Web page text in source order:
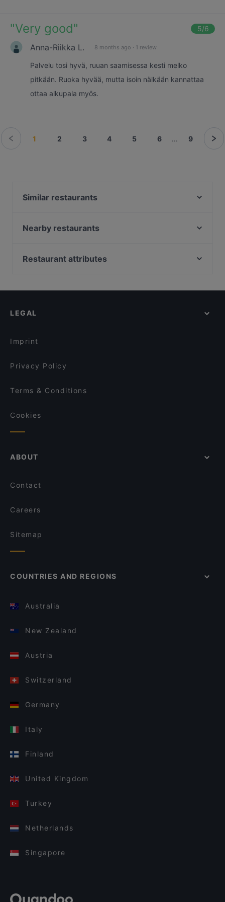
"Very good" 5/6
Anna-Riikka L. 8 months ago · 1 review
Palvelu tosi hyvä, ruuan saamisessa kesti melko
pitkään. Ruoka hyvää, mutta isoin nälkään kannattaa
ottaa alkupala myös.
1 2 3 4 5 6 ... 9
Similar restaurants
Desibeli
Ukkometso
Maranga
Nearby restaurants
Purebite Tampere Keskusta
Relove Stockmann Tampere
Il Centro - Tampere
Restaurant attributes
English Speaking Restaurants in Tampere
LEGAL
Imprint
Privacy Policy
Terms & Conditions
Cookies
ABOUT
Contact
Careers
Sitemap
COUNTRIES AND REGIONS
Australia
New Zealand
Austria
Switzerland
Germany
Italy
Finland
United Kingdom
Turkey
Netherlands
Singapore